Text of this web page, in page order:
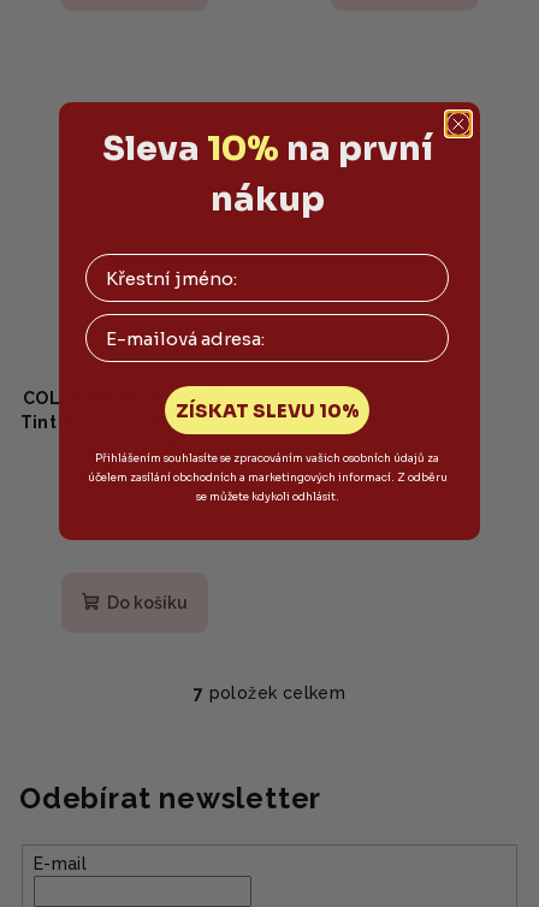
COLORGRAM - Nude Blur
Tint 016 Romantic Coral -
tváře v korálové barvě 5g
237 Kč
261 Kč (–9 %)
Do košíku
O
á
d
a
7 položek celkem
Odebírat newsletter
E-mail
Sleva 10% na první
nákup
Email
ZÍSKAT SLEVU 10%
Přihlášením souhlasíte se zpracováním vašich osobních údajů za
účelem zasílání obchodních a marketingových informací. Z odběru
se můžete kdykoli odhlásit.